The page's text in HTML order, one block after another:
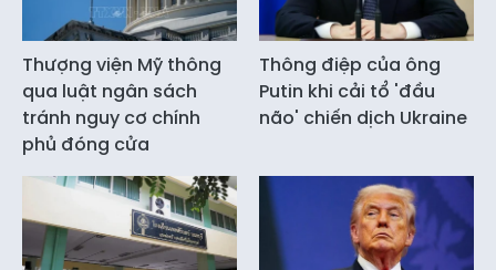
Thượng viện Mỹ thông
qua luật ngân sách
tránh nguy cơ chính
phủ đóng cửa
Thông điệp của ông
Putin khi cải tổ 'đầu
não' chiến dịch Ukraine